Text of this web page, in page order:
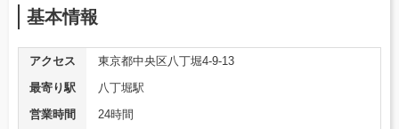
基本情報
アクセス
東京都中央区八丁堀4-9-13
最寄り駅
八丁堀駅
営業時間
24時間